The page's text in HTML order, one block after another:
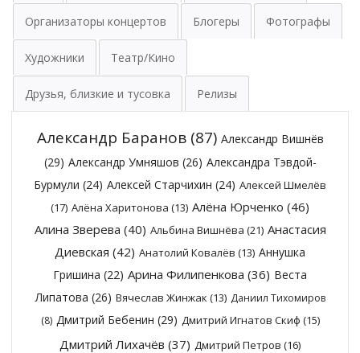
Организаторы концертов Блогеры Фотографы
Художники Театр/Кино
Друзья, близкие и тусовка Релизы
Александр Баранов(87) Александр Вишнёв
(29) Александр Умняшов (26) Александра Тэвдой-
Бурмули (24) Алексей Старчихин (24) Алексей Шмелёв
(17) Алёна Харитонова (13) Алёна Юрченко (46)
Алина Зверева (40) Альбина Вишнёва (21) Анастасия
Диевская (42) Анатолий Ковалёв (13) Аннушка
Гришина (22) Арина Филипенкова (36) Веста
Липатова (26) Вячеслав Жинжак (13) Даниил Тихомиров
(8) Дмитрий Бебенин (29) Дмитрий Игнатов Скиф (15)
Дмитрий Лихачёв (37) Дмитрий Петров (16)